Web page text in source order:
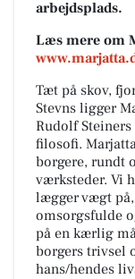
arbejdsplads.
Læs mere om
Tæt på skov,
Stevns ligger
Rudolf
filosofi.
borgere, rundt
værksteder. Vi
lægger vægt
omsorgsfulde
på en kærlig
borgers trivsel
hans/hendes